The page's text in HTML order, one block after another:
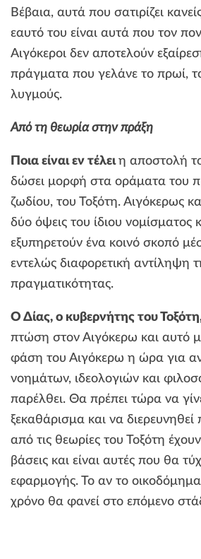
Βέβαια, αυτά που σατιρίζει
εαυτό του είναι αυτά που τον
Αιγόκεροι δεν αποτελούν
πράγματα που γελάνε το πρωί,
λυγμούς.
Από τη θεωρία στην πράξη
Ποια είναι εν τέλειη αποστολή
δώσει μορφή στα οράματα του
ζωδίου, του Τοξότη. Αιγόκερως
δύο όψεις του ίδιου νομίσματος
εξυπηρετούν ένα κοινό σκοπό
εντελώς διαφορετική αντίληψη
πραγματικότητας.
Ο Δίας, ο κυβερνήτης του
πτώση στον Αιγόκερω και αυτό
φάση του Αιγόκερω η ώρα για
νοημάτων, ιδεολογιών και
παρέλθει. Θα πρέπει τώρα να
ξεκαθάρισμα και να διερευνηθεί
από τις θεωρίες του Τοξότη έχουν
βάσεις και είναι αυτές που θα
εφαρμογής. Το αν το οικοδόμημα
χρόνο θα φανεί στο επόμενο